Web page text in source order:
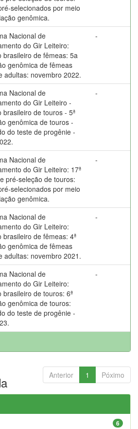
selecionados por meio
genômica.
Nacional de
do Gir Leiteiro:
brasileiro de fêmeas: 5a
genômica de fêmeas
adultas: novembro 2022.
-
Nacional de
do Gir Leiteiro -
brasileiro de touros - 5ª
genômica de touros -
do teste de progênie -
-
Nacional de
do Gir Leiteiro: 17ª
pré-seleção de touros:
selecionados por meio
genômica.
-
Nacional de
do Gir Leiteiro:
brasileiro de fêmeas: 4ª
genômica de fêmeas
adultas: novembro 2021.
-
Nacional de
do Gir Leiteiro:
brasileiro de touros: 6ª
genômica de touros:
do teste de progênie -
-
Anterior 1 Póximo
6